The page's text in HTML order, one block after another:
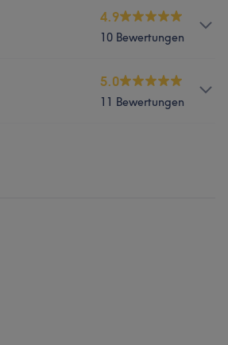
4.9
10 Bewertungen
5.0
11 Bewertungen